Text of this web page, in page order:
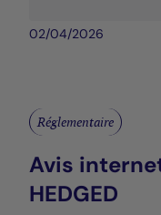
02/04/2026
Réglementaire
Avis
HEDGED